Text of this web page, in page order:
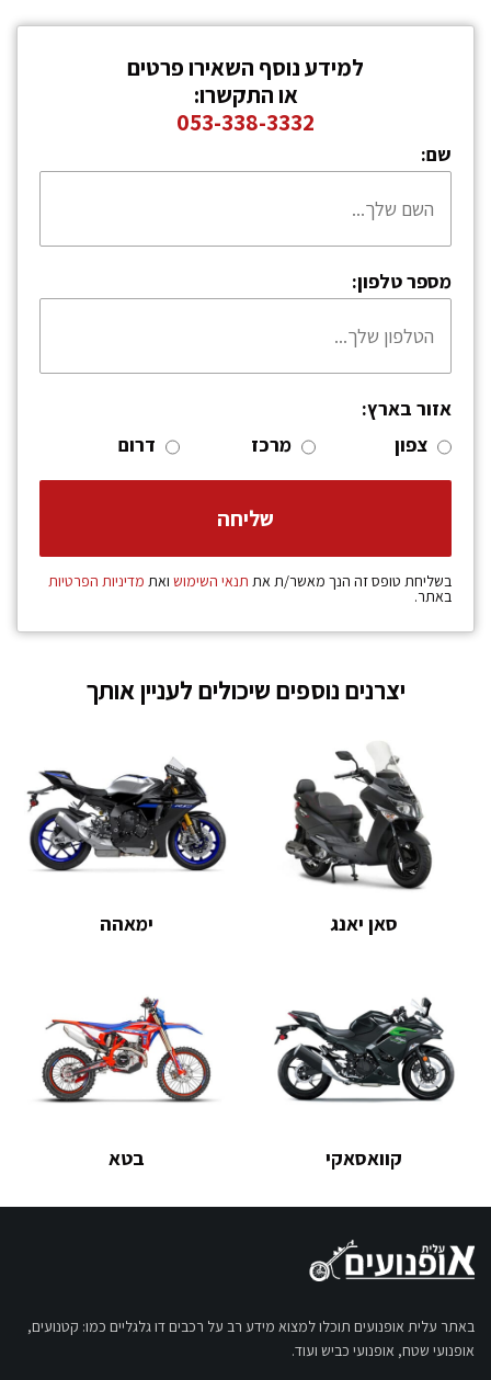
למידע נוסף השאירו פרטים
או התקשרו:
053-338-3332
שם:
מספר טלפון:
אזור בארץ:
צפון
מרכז דרום
בשליחת טופס זה הנך מאשר/ת את תנאי השימוש ואת מדיניות הפרטיות
באתר.
יצרנים נוספים שיכולים לעניין אותך
סאן יאנג ימאהה
קוואסאקי בטא
באתר עלית אופנועים תוכלו למצוא מידע רב על רכבים דו גלגליים כמו: קטנועים,
אופנועי שטח, אופנועי כביש ועוד.